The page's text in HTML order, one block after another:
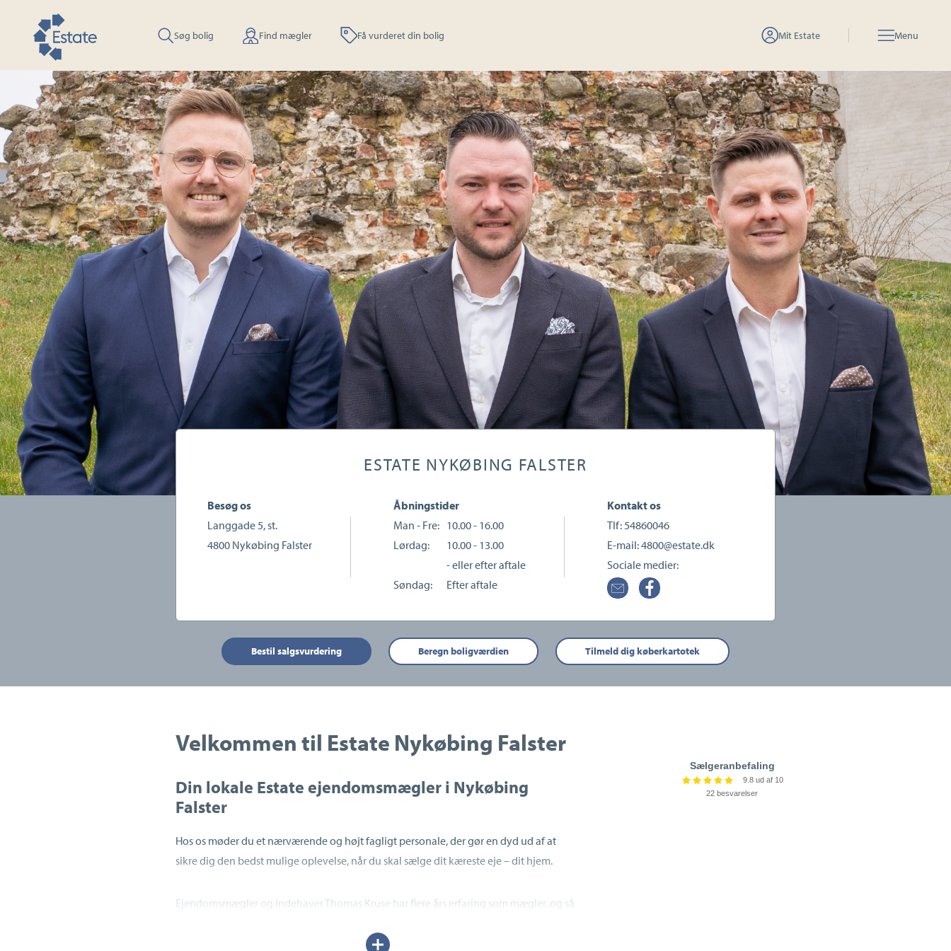
Søg bolig Find mægler Få vurderet din bolig Mit Estate Menu
ESTATE NYKØBING FALSTER
Besøg os
Langgade 5, st.
4800 Nykøbing Falster
Åbningstider
Man - Fre: 10.00 - 16.00
Lørdag:
10.00 - 13.00
- eller efter aftale
Søndag:
Efter aftale
Kontakt os
Tlf:54860046
E-mail:4800@estate.dk
Sociale medier:
Bestil salgsvurdering Beregn boligværdien Tilmeld dig køberkartotek
Velkommen til Estate Nykøbing Falster
Din lokale Estate ejendomsmægler i Nykøbing
Falster
Hos os møder du et nærværende og højt fagligt personale, der gør en dyd ud af at
sikre dig den bedst mulige oplevelse, når du skal sælge dit kæreste eje – dit hjem.
Ejendomsmægler og indehaver Thomas Kruse har flere års erfaring som mægler, og så
Udvid/skjul
Sælgeranbefaling
9.8 ud af 10
22 besvarelser